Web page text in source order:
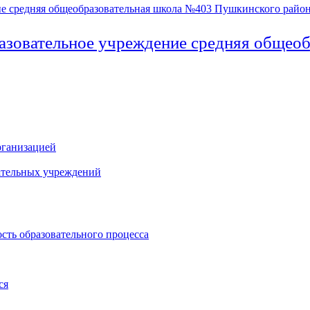
учреждение средняя
учреждений
образовательного процесса